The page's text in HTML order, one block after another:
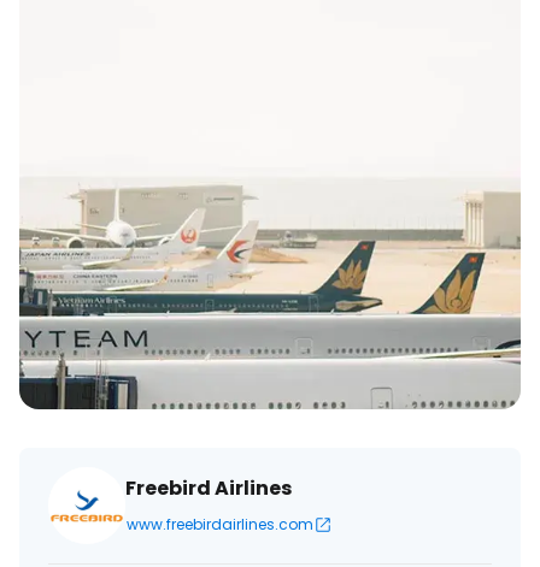
Freebird Airlines
www.freebirdairlines.com
électronique